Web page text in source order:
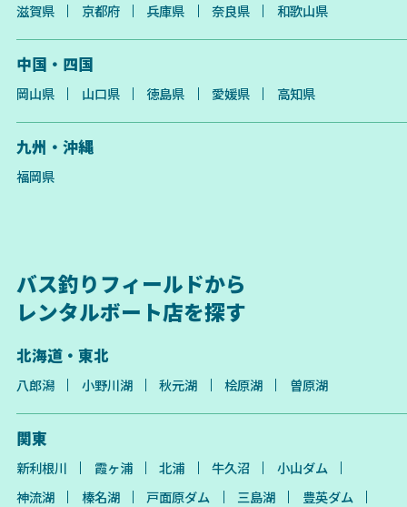
滋賀県 京都府 兵庫県 奈良県 和歌山県
中国・四国
岡山県 山口県 徳島県 愛媛県 高知県
九州・沖縄
福岡県
バス釣りフィールドから
レンタルボート店を探す
北海道・東北
八郎潟 小野川湖 秋元湖 桧原湖 曽原湖
関東
新利根川 霞ヶ浦 北浦 牛久沼
小山ダム
神流湖
榛名湖 戸面原ダム 三島湖
豊英ダム